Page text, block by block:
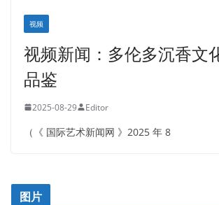
视频
视频新闻：多伦多沉香文
品鉴
2025-08-29 Editor
（《 国际艺术新闻网 》2025 年 8
图片